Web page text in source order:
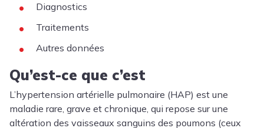
Diagnostics
Traitements
Autres données
Qu’est-ce que c’est
L’hypertension artérielle pulmonaire (HAP) est une
maladie rare, grave et chronique, qui repose sur une
altération des vaisseaux sanguins des poumons (ceux